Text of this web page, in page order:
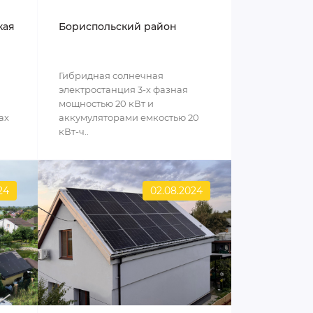
Бориспольский район
Гибридная солнечная
электростанция 3-х фазная
мощностью 20 кВт и
аккумуляторами емкостью 20
кВт-ч..
02.08.2024